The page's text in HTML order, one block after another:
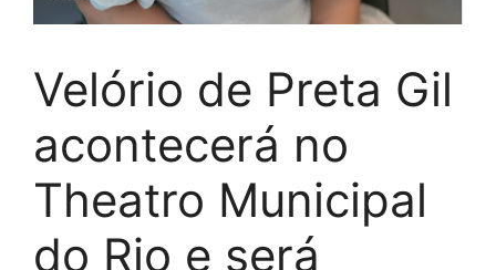
Velório de Preta Gil
acontecerá no
Theatro Municipal
do Rio e será